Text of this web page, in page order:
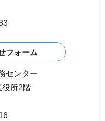
センター
所2階